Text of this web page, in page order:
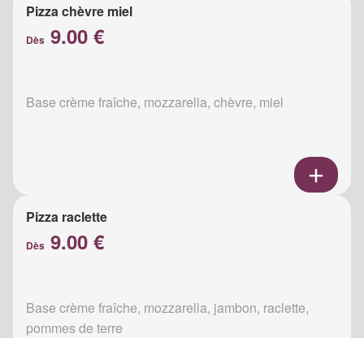
Pizza chèvre miel
Dès 9.00 €
Base crème fraîche, mozzarella, chèvre, miel
Pizza raclette
Dès 9.00 €
Base crème fraîche, mozzarella, jambon, raclette,
pommes de terre